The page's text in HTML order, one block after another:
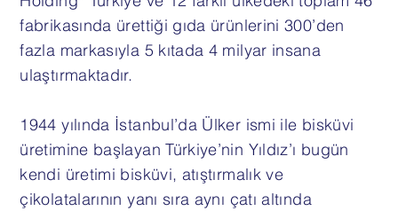
fabrikasında ürettiği gıda ürünlerini 300’den
fazla markasıyla 5 kıtada 4 milyar insana
ulaştırmaktadır.
1944 yılında İstanbul’da Ülker ismi ile bisküvi
üretimine başlayan Türkiye’nin Yıldız’ı bugün
kendi üretimi bisküvi, atıştırmalık ve
çikolatalarının yanı sıra aynı çatı altında